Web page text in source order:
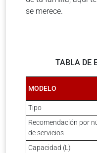
se merece.
TABLA DE
MODELO
Tipo
Recomendación por
de servicios
Capacidad (L)